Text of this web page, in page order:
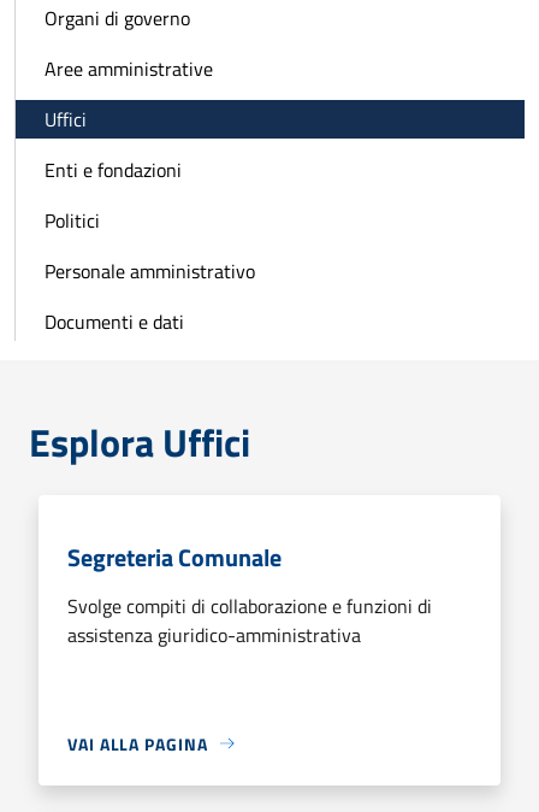
Organi di governo
Aree amministrative
Uffici
Enti e fondazioni
Politici
Personale amministrativo
Documenti e dati
Esplora Uffici
Segreteria Comunale
Svolge compiti di collaborazione e funzioni di
assistenza giuridico-amministrativa
VAI ALLA PAGINA